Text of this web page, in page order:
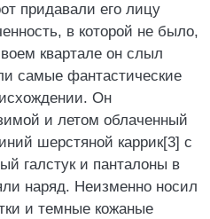
придавали его лицу
в которой не было,
квартале он слыл
самые фантастические
Он
и летом облаченный
шерстяной каррик[3] с
галстук и панталоны в
наряд. Неизменно носил
и темные кожаные